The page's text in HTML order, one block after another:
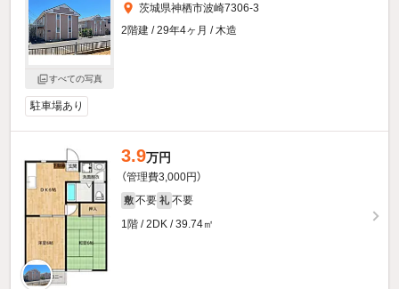
すべての写真
茨城県神栖市波崎7306-3
2階建 / 29年4ヶ月 / 木造
駐車場あり
3.9万円
（管理費3,000円）
敷 不要 礼 不要
1階 / 2DK / 39.74㎡